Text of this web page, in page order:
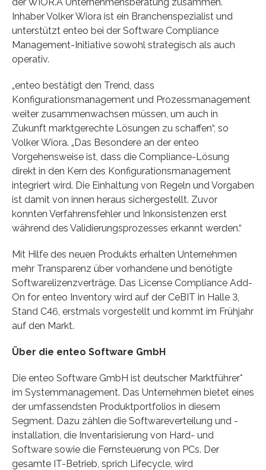
Inhaber Volker Wiora ist ein Branchenspezialist und
unterstützt enteo bei der Software Compliance
Management-Initiative sowohl strategisch als auch
operativ.
„enteo bestätigt den Trend, dass
Konfigurationsmanagement und Prozessmanagement
weiter zusammenwachsen müssen, um auch in
Zukunft marktgerechte Lösungen zu schaffen“, so
Volker Wiora. „Das Besondere an der enteo
Vorgehensweise ist, dass die Compliance-Lösung
direkt in den Kern des Konfigurationsmanagement
integriert wird. Die Einhaltung von Regeln und Vorgaben
ist damit von innen heraus sichergestellt. Zuvor
konnten Verfahrensfehler und Inkonsistenzen erst
während des Validierungsprozesses erkannt werden.“
Mit Hilfe des neuen Produkts erhalten Unternehmen
mehr Transparenz über vorhandene und benötigte
Softwarelizenzverträge. Das License Compliance Add-
On for enteo Inventory wird auf der CeBIT in Halle 3,
Stand C46, erstmals vorgestellt und kommt im Frühjahr
auf den Markt.
Über die enteo Software GmbH
Die enteo Software GmbH ist deutscher Marktführer*
im Systemmanagement. Das Unternehmen bietet eines
der umfassendsten Produktportfolios in diesem
Segment. Dazu zählen die Softwareverteilung und -
installation, die Inventarisierung von Hard- und
Software sowie die Fernsteuerung von PCs. Der
gesamte IT-Betrieb, sprich Lifecycle, wird